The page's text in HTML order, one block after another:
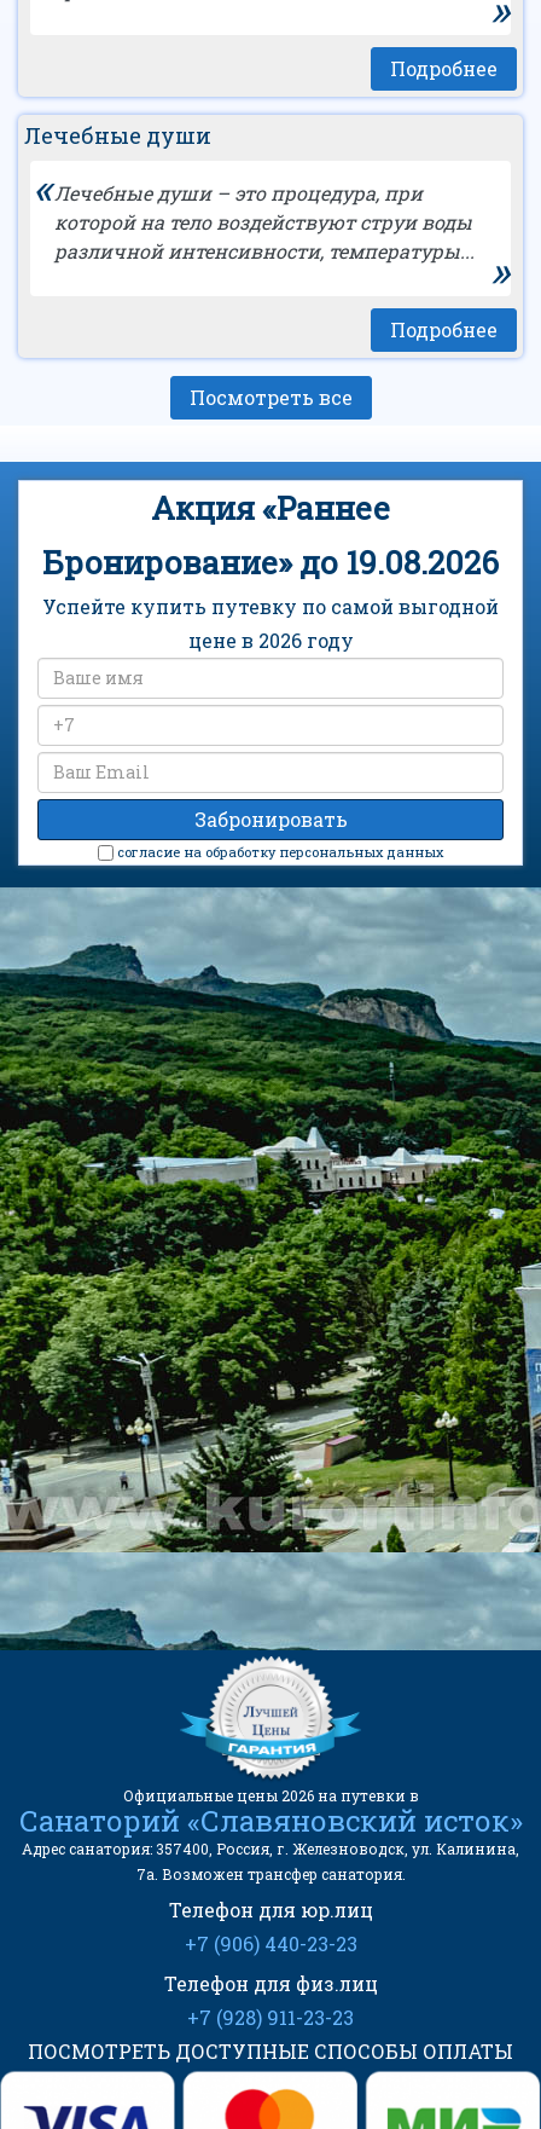
Подробнее
Лечебные души
«Лечебные души – это процедура, при
которой на тело воздействуют струи воды
различной интенсивности, температуры...
»
Подробнее
Посмотреть все
19.08.2026
по самой выгодной
цене в 2026 году
cогласие на обработку персональных данных
Санаторий «Славяновский исток» на карте
КОНТАКТЫ
ЕДИНОЙ СЛУЖБЫ БРОНИРОВАНИЯ:
(Бесплатный звонок)
kurortinfo@mail.ru
АДРЕС САНАТОРИЯ
СЛАВЯНОВСКИЙ ИСТОК:
357400, г. Железноводск, ул.
Калинина, 7а.
Официальные цены 2026 на путевки в
Санаторий «Славяновский исток»
Адрес санатория: 357400, Россия, г. Железноводск, ул. Калинина,
7а. Возможен трансфер санатория.
Телефон для юр.лиц
+7 (906) 440-23-23
Телефон для физ.лиц
+7 (928) 911-23-23
ПОСМОТРЕТЬ ДОСТУПНЫЕ СПОСОБЫ ОПЛАТЫ